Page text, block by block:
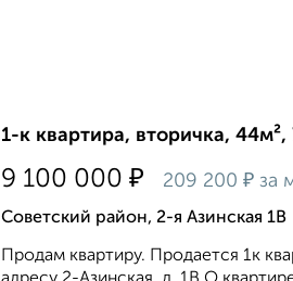
1-к квартира, вторичка,
9 100 000 ₽ 209 200 ₽ за
Советский район, 2-я Азинская 1В
Продам квартиру. Продается 1к